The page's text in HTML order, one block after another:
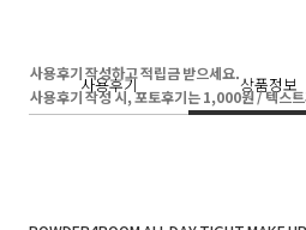
사용후기 상품정보
사용후기 작성하고 적립금 받으세요.
사용후기 작성 시, 포토후기는 1,000원 / 텍스